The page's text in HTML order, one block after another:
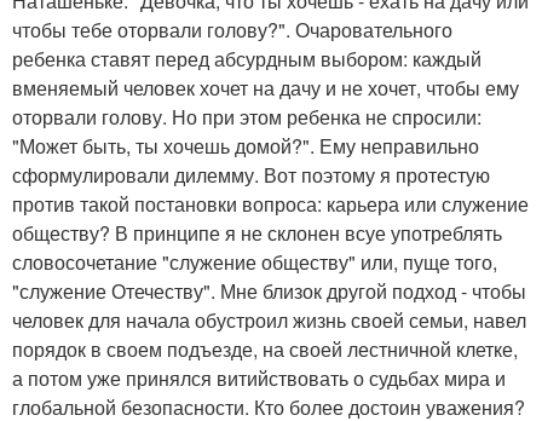
чтобы тебе оторвали голову?". Очаровательного
ребенка ставят перед абсурдным выбором: каждый
вменяемый человек хочет на дачу и не хочет, чтобы ему
оторвали голову. Но при этом ребенка не спросили:
"Может быть, ты хочешь домой?". Ему неправильно
сформулировали дилемму. Вот поэтому я протестую
против такой постановки вопроса: карьера или служение
обществу? В принципе я не склонен всуе употреблять
словосочетание "служение обществу" или, пуще того,
"служение Отечеству". Мне близок другой подход - чтобы
человек для начала обустроил жизнь своей семьи, навел
порядок в своем подъезде, на своей лестничной клетке,
а потом уже принялся витийствовать о судьбах мира и
глобальной безопасности. Кто более достоин уважения?